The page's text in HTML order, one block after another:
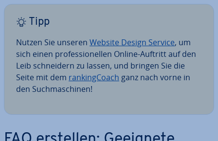
Tipp
Nutzen Sie unseren Website Design Service, um
sich einen pro­fes­sio­nel­len Online-Auftritt auf den
Leib schnei­dern zu lassen, und bringen Sie die
Seite mit dem ran­king­Coach ganz nach vorne in
den Such­ma­schi­nen!